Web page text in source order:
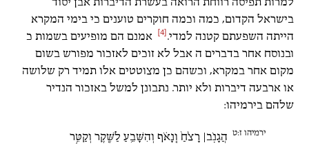
בישראל הקדום, כמה וכמה חוקרים טוענים כי בימי המקרא
הייתה השפעתם קטנה למדי. [4]
אמנם הם מופיעים בשמות כ
ובנוסח אחר בדברים ה אבל לא זוכים לאזכור מפורש בשום
מקום אחר במקרא, וכשהם כן מצוטטים אלו תמיד רק שלושה
או ארבעה דיברות ולא יותר. נתבונן למשל באזכור הנדיר
שלהם בירמיהו:
ירמיהו ז:ט הֲגָנֹ֤ב׀ רָצֹ֙חַ֙ וְֽנָאֹ֗ף וְהִשָּׁבֵ֥עַ לַשֶּׁ֖קֶר וְקַטֵּ֣ר